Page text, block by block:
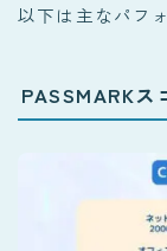
以下は主なパフ
PASSMARKス